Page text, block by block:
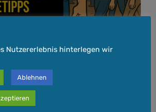
Szenetratsch und günstige
3. Juli 2025
sehen wir uns beim nächsten
Nutzererlebnis hinterlegen wir
Ablehnen